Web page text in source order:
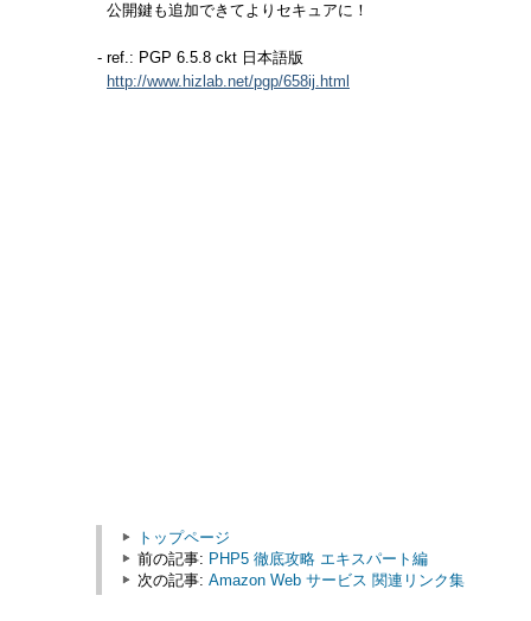
公開鍵も追加できてよりセキュアに！
- ref.: PGP 6.5.8 ckt 日本語版
http://www.hizlab.net/pgp/658ij.html
トップページ
前の記事: PHP5 徹底攻略 エキスパート編
次の記事: Amazon Web サービス 関連リンク集